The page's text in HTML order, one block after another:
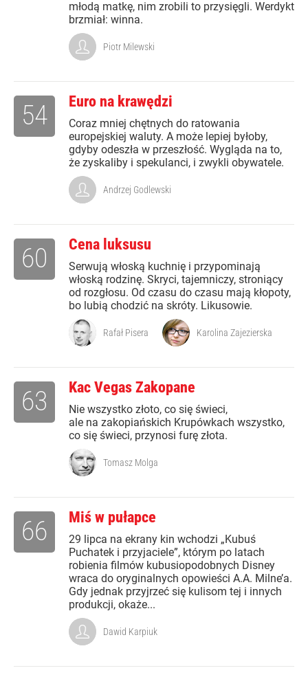
młodą matkę, nim zrobili to przysięgli. Werdykt
brzmiał: winna.
Piotr Milewski
Euro na krawędzi
Coraz mniej chętnych do ratowania
europejskiej waluty. A może lepiej byłoby,
gdyby odeszła w przeszłość. Wygląda na to,
że zyskaliby i spekulanci, i zwykli obywatele.
54
Andrzej Godlewski
Cena luksusu
Serwują włoską kuchnię i przypominają
włoską rodzinę. Skryci, tajemniczy, stroniący
od rozgłosu. Od czasu do czasu mają kłopoty,
bo lubią chodzić na skróty. Likusowie.
60
Rafał Pisera Karolina Zajezierska
Kac Vegas Zakopane
Nie wszystko złoto, co się świeci,
ale na zakopiańskich Krupówkach wszystko,
co się świeci, przynosi furę złota.
63
Tomasz Molga
Miś w pułapce
29 lipca na ekrany kin wchodzi „Kubuś
Puchatek i przyjaciele”, którym po latach
robienia filmów kubusiopodobnych Disney
wraca do oryginalnych opowieści A.A. Milne’a.
Gdy jednak przyjrzeć się kulisom tej i innych
produkcji, okaże...
66
Dawid Karpiuk